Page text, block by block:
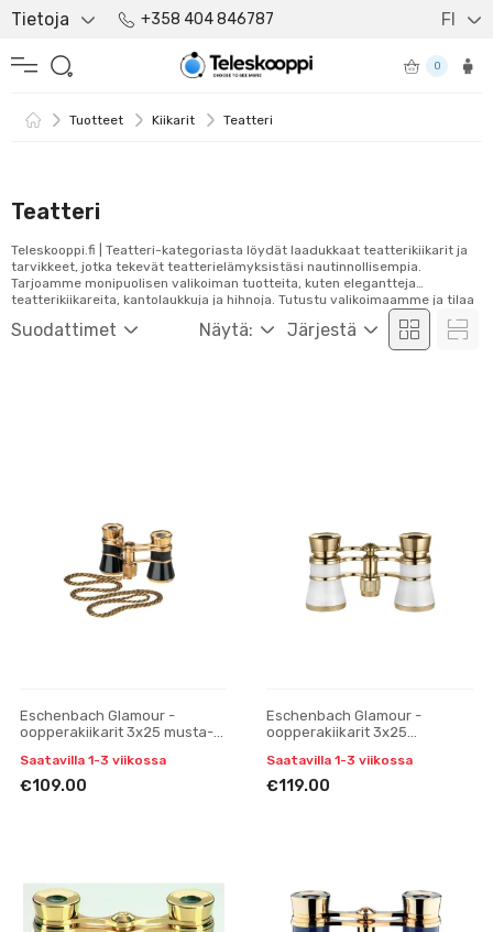
Tietoja +358 404 846787 FI
0
Tuotteet Kiikarit Teatteri
Teatteri
Suodattimet Näytä: Järjestä
Teleskooppi.fi | Teatteri-kategoriasta löydät laadukkaat teatterikiikarit ja
tarvikkeet, jotka tekevät teatterielämyksistäsi nautinnollisempia.
Tarjoamme monipuolisen valikoiman tuotteita, kuten elegantteja
teatterikiikareita, kantolaukkuja ja hihnoja. Tutustu valikoimaamme ja tilaa
Eschenbach Glamour -
oopperakiikarit 3x25 musta-
Saatavilla 1-3 viikossa
€109.00
Eschenbach Glamour -
oopperakiikarit 3x25
Saatavilla 1-3 viikossa
€119.00